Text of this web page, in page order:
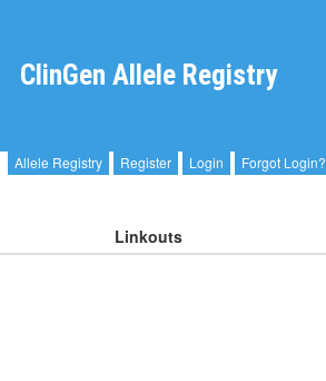
ClinGen Allele Registry
Allele Registry Register Login Forgot Login?
Linkouts